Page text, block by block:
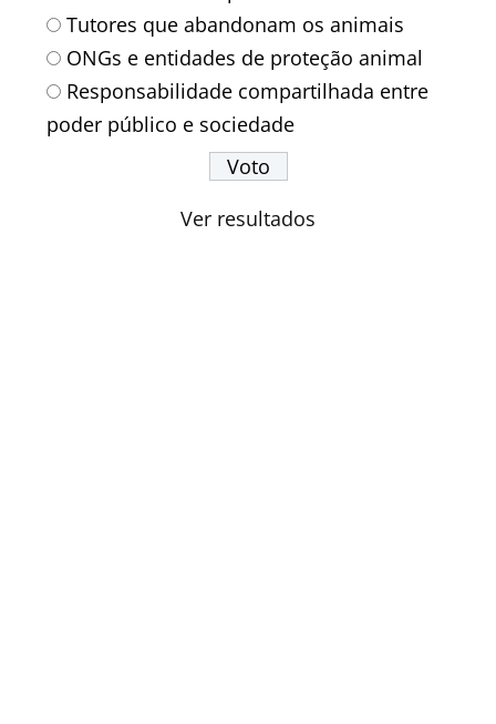
Tutores que abandonam os animais
ONGs e entidades de proteção animal
Responsabilidade compartilhada entre
poder público e sociedade
Ver resultados